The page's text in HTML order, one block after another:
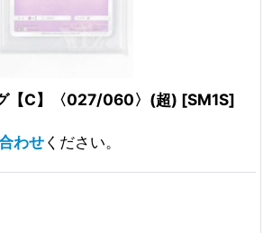
【C】〈027/060〉(超) [SM1S]
わせください。